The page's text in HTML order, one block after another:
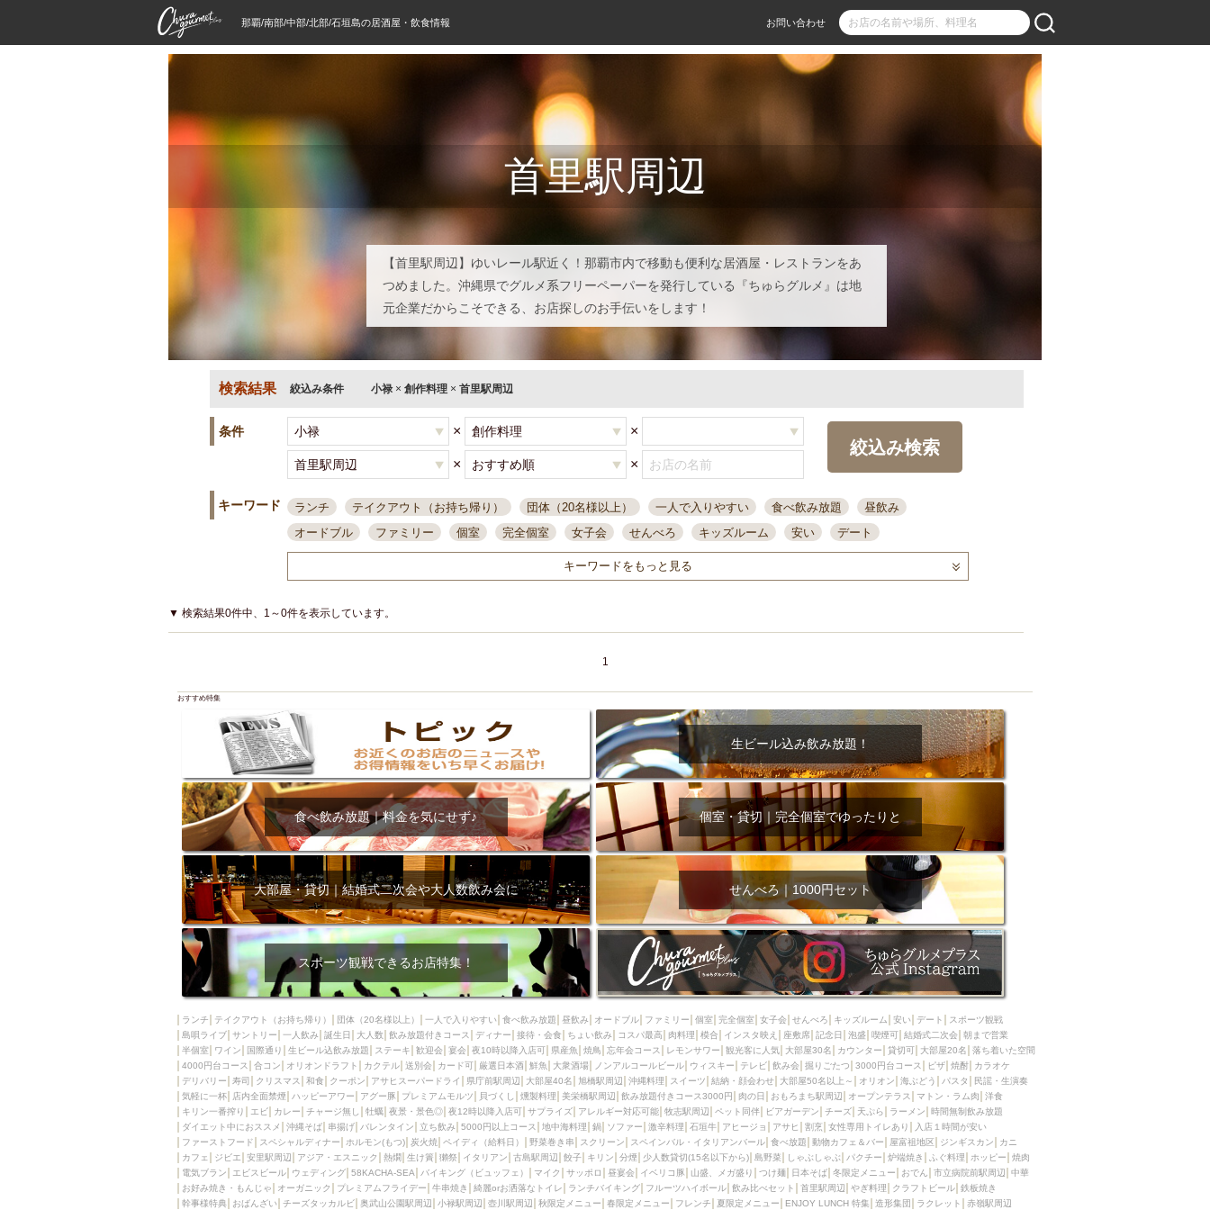
那覇/南部/中部/北部/石垣島の居酒屋・飲食情報 お問い合わせ
首里駅周辺
【首里駅周辺】ゆいレール駅近く！那覇市内で移動も便利な居酒屋・レストランをあ
つめました。沖縄県でグルメ系フリーペーパーを発行している『ちゅらグルメ』は地
元企業だからこそできる、お店探しのお手伝いをします！
検索結果 絞込み条件 小禄 × 創作料理 × 首里駅周辺
条件 × ×
× ×
絞込み検索
キーワード ランチ テイクアウト（お持ち帰り） 団体（20名様以上） 一人で入りやすい 食べ飲み放題
昼飲み
オードブル
ファミリー 個室 完全個室 女子会 せんべろ キッズルーム 安い
デート
一人飲み 誕生日 大人数
接待・会食
ちょい飲み コスパ最高 肉料理 模合 インスタ映え 座敷席 記念日 泡盛
喫煙可
結婚式二次会
夜10時以降入店可
県産魚 焼鳥 忘年会コース レモンサワー 観光客に人気 大部屋30名
カウンター
4000円台コース
デリバリー 寿司 クリスマス 和食
クーポン
アサヒスーパードライ
県庁前駅周辺 旭橋駅周辺 沖縄料理 スイーツ
結納・顔会わせ
大部屋50名以上～
オリオン 海ぶどう 民謡・生演奏 気軽に一杯
店内全面禁煙
ハッピーアワー
アグー豚 プレミアムモルツ 貝づくし 燻製料理
美栄橋駅周辺
飲み放題付きコース3000円
肉の日 おもろまち駅周辺 オープンテラス マトン・ラム肉
洋食
キリン一番搾り
エビ カレー チャージ無し 牡蠣 夜景・景色◎ 夜12時以降入店可
サプライズ
アレルギー対応可能
牧志駅周辺 ペット同伴 ビアガーデン 天ぷら
時間無制飲み放題
ダイエット中におススメ
沖縄そば 串揚げ バレンタイン 立ち飲み 5000円以上コース 地中海料理
鍋
ソファー
激辛料理 石垣牛 アヒージョ アサヒ 割烹 女性専用トイレあり
入店１時間が安い
ファーストフード
スペシャルディナー ホルモン(もつ) 炭火焼 ペイディ（給料日）
野菜巻き串
スクリーン
スペインバル・イタリアンバール 食べ放題 動物カフェ＆バー 屋富祖地区
ジンギスカン
カニ
カフェ ジビエ 安里駅周辺 アジア・エスニック 熱燗 生け簀 獺祭 イタリアン
古島駅周辺
分煙 少人数貸切(15名以下から) しゃぶしゃぶ パクチー 炉端焼き
ふぐ料理
ホッピー
焼肉 電気ブラン エビスビール ウェディング 58KACHA-SEA
バイキング（ビュッフェ）
マイク
サッポロ 昼宴会 イベリコ豚 山盛、メガ盛り つけ麺 日本そば 冬限定メニュー
おでん
市立病院前駅周辺
中華 お好み焼き・もんじゃ オーガニック プレミアムフライデー
牛串焼き
綺麗orお洒落なトイレ
ランチバイキング フルーツハイボール 飲み比べセット 首里駅周辺
やぎ料理
クラフトビール
鉄板焼き 幹事様特典 おばんざい チーズタッカルビ 奥武山公園駅周辺
小禄駅周辺
壺川駅周辺
秋限定メニュー 春限定メニュー フレンチ 夏限定メニュー ENJOY LUNCH 特集
造形集団
ラクレット
赤嶺駅周辺 シードル 那覇空港駅周辺 儀保駅周辺
キーワードをもっと見る
▼ 検索結果0件中、1～0件を表示しています。
1
おすすめ特集
生ビール込み飲み放題！
食べ飲み放題｜料金を気にせず♪ 個室・貸切｜完全個室でゆったりと
大部屋・貸切｜結婚式二次会や大人数飲み会に せんべろ｜1000円セット
スポーツ観戦できるお店特集！
ランチ テイクアウト（お持ち帰り） 団体（20名様以上） 一人で入りやすい 食べ飲み放題 昼飲み オードブル ファミリー 個室 完全個室 女子会 せんべろ キッズルーム 安い デート
スポーツ観戦
島唄ライブ サントリー 一人飲み 誕生日 大人数 飲み放題付きコース ディナー 接待・会食 ちょい飲み コスパ最高 肉料理 模合 インスタ映え 座敷席 記念日 泡盛 喫煙可 結婚式二次会 朝まで営業
半個室
ワイン 国際通り 生ビール込飲み放題 ステーキ 歓迎会 宴会 夜10時以降入店可 県産魚 焼鳥 忘年会コース レモンサワー 観光客に人気 大部屋30名 カウンター 貸切可 大部屋20名
落ち着いた空間
4000円台コース
合コン オリオンドラフト カクテル 送別会 カード可 厳選日本酒 鮮魚 大衆酒場 ノンアルコールビール ウィスキー テレビ 飲み会 掘りごたつ 3000円台コース ピザ 焼酎
カラオケ
デリバリー
寿司 クリスマス 和食 クーポン アサヒスーパードライ 県庁前駅周辺 大部屋40名 旭橋駅周辺 沖縄料理 スイーツ 結納・顔会わせ 大部屋50名以上～ オリオン 海ぶどう パスタ
民謡・生演奏
気軽に一杯
店内全面禁煙 ハッピーアワー アグー豚 プレミアムモルツ 貝づくし 燻製料理 美栄橋駅周辺 飲み放題付きコース3000円 肉の日 おもろまち駅周辺 オープンテラス マトン・ラム肉
洋食
キリン一番搾り
エビ カレー チャージ無し 牡蠣 夜景・景色◎ 夜12時以降入店可 サプライズ アレルギー対応可能 牧志駅周辺 ペット同伴 ビアガーデン チーズ 天ぷら ラーメン
時間無制飲み放題
ダイエット中におススメ
沖縄そば 串揚げ バレンタイン 立ち飲み 5000円以上コース 地中海料理 鍋 ソファー 激辛料理 石垣牛 アヒージョ アサヒ 割烹 女性専用トイレあり
入店１時間が安い
ファーストフード
スペシャルディナー ホルモン(もつ) 炭火焼 ペイディ（給料日） 野菜巻き串 スクリーン スペインバル・イタリアンバール 食べ放題 動物カフェ＆バー 屋富祖地区 ジンギスカン
カニ
カフェ
ジビエ 安里駅周辺 アジア・エスニック 熱燗 生け簀 獺祭 イタリアン 古島駅周辺 餃子 キリン 分煙 少人数貸切(15名以下から) 島野菜 しゃぶしゃぶ パクチー 炉端焼き ふぐ料理 ホッピー
焼肉
電気ブラン
エビスビール ウェディング 58KACHA-SEA バイキング（ビュッフェ） マイク サッポロ 昼宴会 イベリコ豚 山盛、メガ盛り つけ麺 日本そば 冬限定メニュー おでん 市立病院前駅周辺
中華
お好み焼き・もんじゃ
オーガニック プレミアムフライデー 牛串焼き 綺麗orお洒落なトイレ ランチバイキング フルーツハイボール 飲み比べセット 首里駅周辺 やぎ料理 クラフトビール 鉄板焼き
幹事様特典
おばんざい チーズタッカルビ 奥武山公園駅周辺 小禄駅周辺 壺川駅周辺 秋限定メニュー 春限定メニュー フレンチ 夏限定メニュー ENJOY LUNCH 特集 造形集団 ラクレット 赤嶺駅周辺